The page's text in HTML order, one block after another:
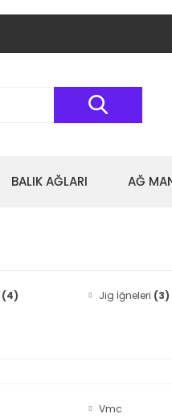
BALIK AĞLARI AĞ
(4) Jig İğneleri (3)
Vmc